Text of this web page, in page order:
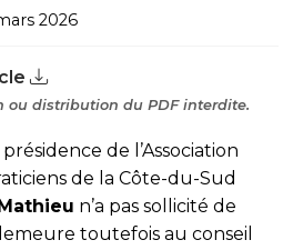
2026
ou distribution du PDF interdite.
de l’Association
de la Côte-du-Sud
n’a pas sollicité de
toutefois au conseil